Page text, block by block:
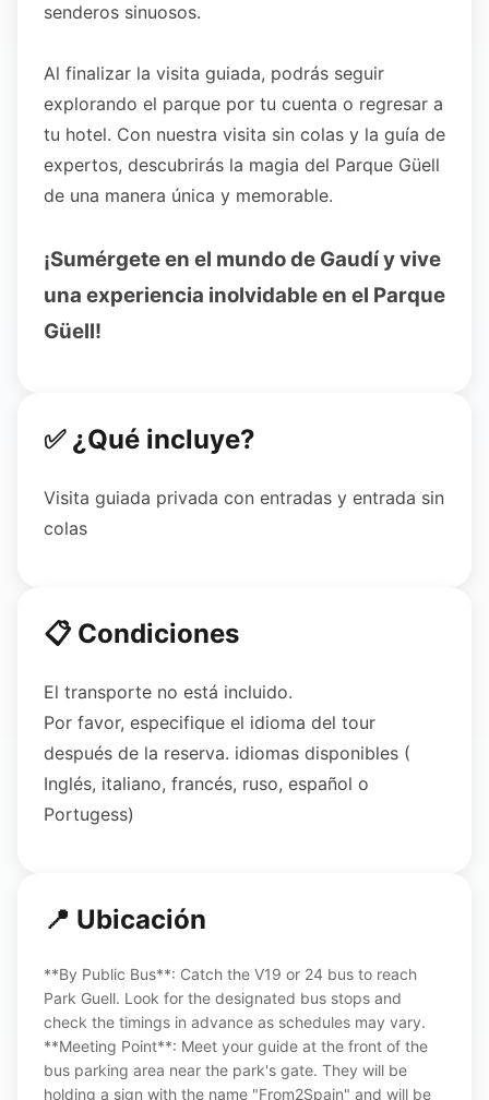
senderos sinuosos.
Al finalizar la visita guiada, podrás seguir
explorando el parque por tu cuenta o regresar a
tu hotel. Con nuestra visita sin colas y la guía de
expertos, descubrirás la magia del Parque Güell
de una manera única y memorable.
¡Sumérgete en el mundo de Gaudí y vive
una experiencia inolvidable en el Parque
Güell!
✅ ¿Qué incluye?
Visita guiada privada con entradas y entrada sin
colas
📋 Condiciones
El transporte no está incluido.
Por favor, especifique el idioma del tour
después de la reserva. idiomas disponibles (
Inglés, italiano, francés, ruso, español o
Portugess)
📍 Ubicación
**By Public Bus**: Catch the V19 or 24 bus to reach
Park Guell. Look for the designated bus stops and
check the timings in advance as schedules may vary.
**Meeting Point**: Meet your guide at the front of the
bus parking area near the park's gate. They will be
holding a sign with the name "From2Spain" and will be